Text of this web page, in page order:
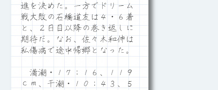
進を決めた。一方でドリーム
戦大敗の石橋道友は４・６着
と、２日目以降の巻き返しに
期待だ。なお、佐々木和伸は
私傷病で途中帰郷となった。
満潮・１７：１６、１１９
ｃｍ、干潮・１０：４３、５